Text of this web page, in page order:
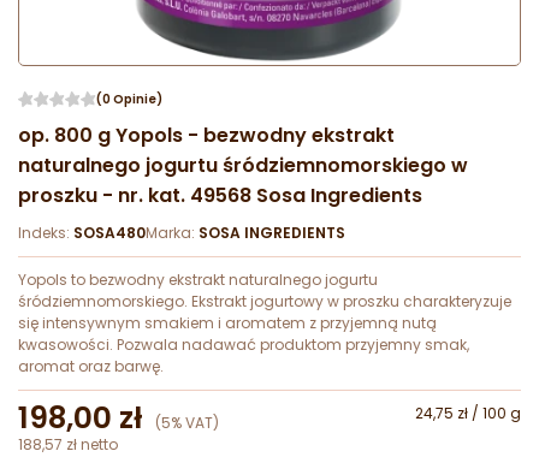
(0 Opinie)
op. 800 g Yopols - bezwodny ekstrakt
naturalnego jogurtu śródziemnomorskiego w
proszku - nr. kat. 49568 Sosa Ingredients
Indeks: SOSA480Marka: SOSA INGREDIENTS
Yopols to bezwodny ekstrakt naturalnego jogurtu
śródziemnomorskiego. Ekstrakt jogurtowy w proszku charakteryzuje
się intensywnym smakiem i aromatem z przyjemną nutą
kwasowości. Pozwala nadawać produktom przyjemny smak,
aromat oraz barwę.
198,00 zł (5% VAT)
24,75 zł / 100 g
188,57 zł netto